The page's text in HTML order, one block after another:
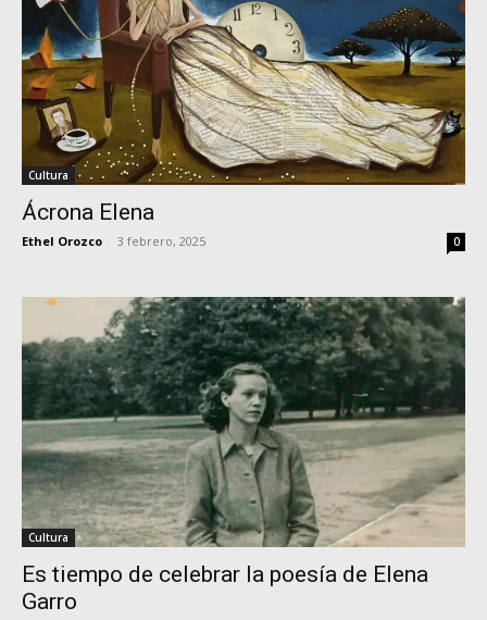
Cultura
Ácrona Elena
Ethel Orozco 3 febrero, 2025 0
Cultura
Es tiempo de celebrar la poesía de Elena
Garro